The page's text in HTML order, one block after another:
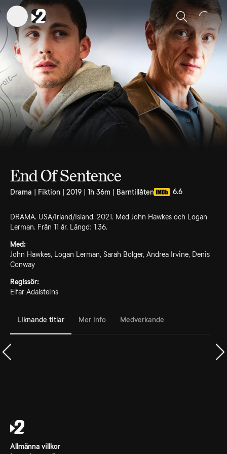
Sök
End Of Sentence
Drama | Fiktion | 2019 | 1h 36m | Barntillåten 6.6
DRAMA. USA/Irland/Island. 2021. Med John Hawkes och Logan
Lerman. Från 11 år. Längd: 1.36.
Med:
John Hawkes, Logan Lerman, Sarah Bolger, Andrea Irvine, Denis
Conway
Regissör:
Elfar Adalsteins
Liknande titlar Mer info Medverkande
Allmänna villkor